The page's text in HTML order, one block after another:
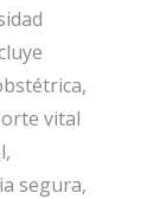
vital
segura,